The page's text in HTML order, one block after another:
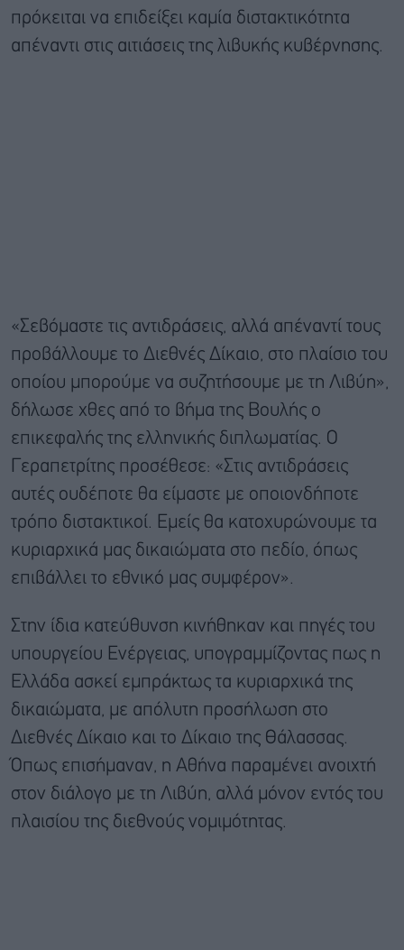
πρόκειται να επιδείξει καμία διστακτικότητα
απέναντι στις αιτιάσεις της λιβυκής κυβέρνησης.
«Σεβόμαστε τις αντιδράσεις, αλλά απέναντί τους
προβάλλουμε το Διεθνές Δίκαιο, στο πλαίσιο του
οποίου μπορούμε να συζητήσουμε με τη Λιβύη»,
δήλωσε χθες από το βήμα της Βουλής ο
επικεφαλής της ελληνικής διπλωματίας. Ο
Γεραπετρίτης προσέθεσε: «Στις αντιδράσεις
αυτές ουδέποτε θα είμαστε με οποιονδήποτε
τρόπο διστακτικοί. Εμείς θα κατοχυρώνουμε τα
κυριαρχικά μας δικαιώματα στο πεδίο, όπως
επιβάλλει το εθνικό μας συμφέρον».
Στην ίδια κατεύθυνση κινήθηκαν και πηγές του
υπουργείου Ενέργειας, υπογραμμίζοντας πως η
Ελλάδα ασκεί εμπράκτως τα κυριαρχικά της
δικαιώματα, με απόλυτη προσήλωση στο
Διεθνές Δίκαιο και το Δίκαιο της Θάλασσας.
Όπως επισήμαναν, η Αθήνα παραμένει ανοιχτή
στον διάλογο με τη Λιβύη, αλλά μόνον εντός του
πλαισίου της διεθνούς νομιμότητας.